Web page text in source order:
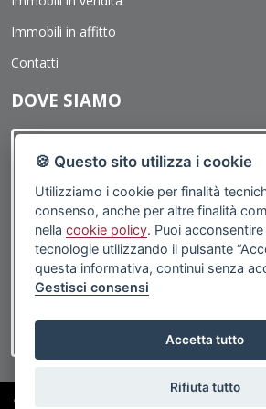
negli altri casi, l'opposizione
Immobili in affitto
Contatti
DOVE SIAMO
©2019 Porticciolo Immobiliare | Via G.Caboto, 1R
🍪 Questo sito utilizza i cookie
Utilizziamo i cookie per finalità
consenso, anche per altre finalità
nellacookie policy. Puoi acconsentire
tecnologie utilizzando il pulsante
questa informativa, continui senza
Gestisci consensi
Accetta tutto
Rifiuta tutto